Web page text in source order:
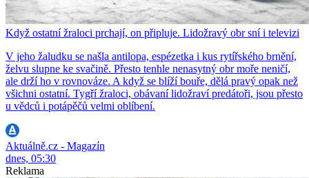
Když ostatní žraloci prchají, on připluje. Lidožravý obr sní i televizi
V jeho žaludku se našla antilopa, espézetka i kus rytířského brnění,
želvu slupne ke svačině. Přesto tenhle nenasytný obr moře neničí,
ale drží ho v rovnováze. A když se blíží bouře, dělá pravý opak než
všichni ostatní. Tygří žraloci, obávaní lidožraví predátoři, jsou přesto
u vědců i potápěčů velmi oblíbení.
Aktuálně.cz - Magazín
dnes, 05:30
Reklama